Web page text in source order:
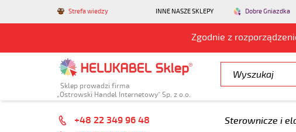
Strefa wiedzy INNE NASZE SKLEPY Dobre Gniazdka
Zgodnie z
Sklep prowadzi firma
„Ostrowski Handel Internetowy” Sp. z o.o.
+48 22 349 96 48
Sterownicze i